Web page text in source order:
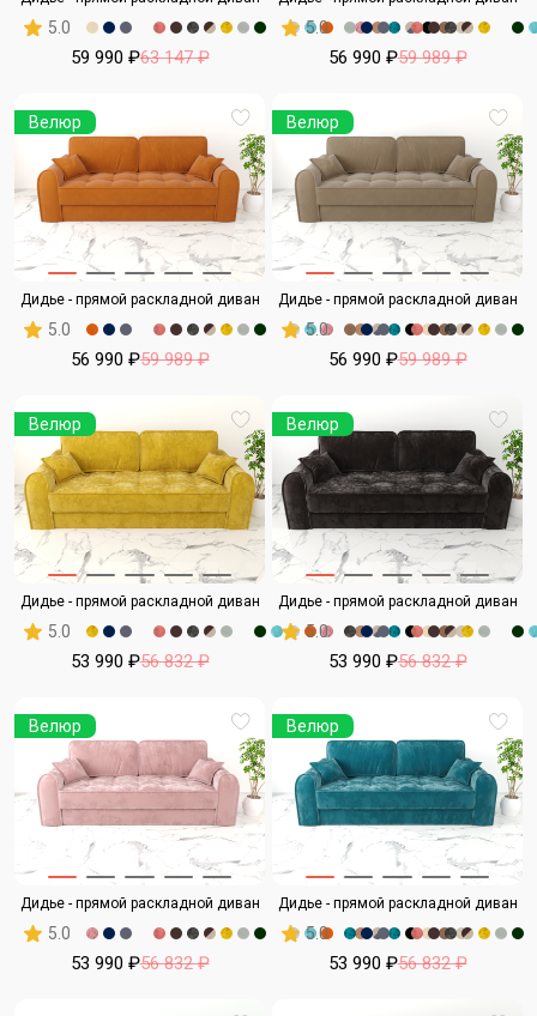
5.0
59 990 ₽63 147 ₽
5.0
56 990 ₽59 989 ₽
Велюр
Дидье - прямой раскладной диван
5.0
56 990 ₽59 989 ₽
Велюр
Дидье - прямой раскладной диван
5.0
56 990 ₽59 989 ₽
Велюр
Дидье - прямой раскладной диван
5.0
53 990 ₽56 832 ₽
Велюр
Дидье - прямой раскладной диван
5.0
53 990 ₽56 832 ₽
Велюр
Дидье - прямой раскладной диван
5.0
53 990 ₽56 832 ₽
Велюр
Дидье - прямой раскладной диван
5.0
53 990 ₽56 832 ₽